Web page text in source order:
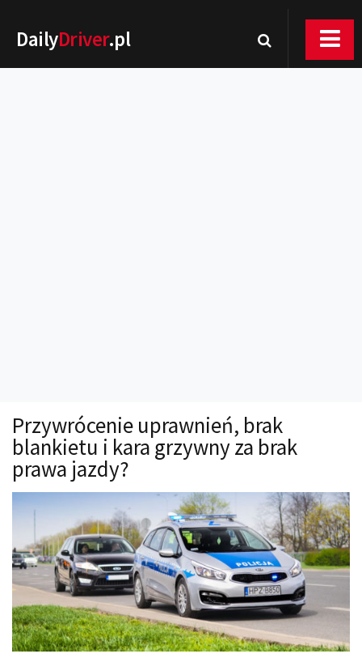
DailyDriver.pl
Technika jazdy
Oświetlenie
Kalkulatory
Przelicznik mocy
Auto z niemiec
Galerie
Przywrócenie uprawnień, brak
blankietu i kara grzywny za brak
prawa jazdy?